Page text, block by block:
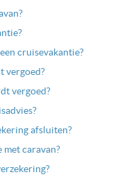
cruisevakantie?
vergoed?
vergoed?
afsluiten?
caravan?